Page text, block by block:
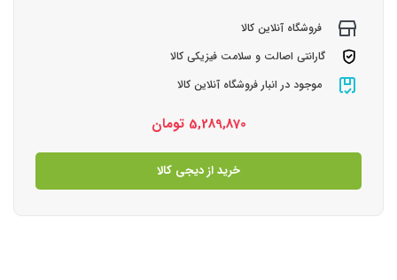
فروشگاه آنلاین کالا
گارانتی اصالت و سلامت فیزیکی کالا
موجود در انبار فروشگاه آنلاین کالا
5,289,870 تومان
خرید از دیجی کالا